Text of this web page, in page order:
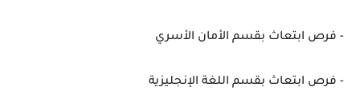
- فرص ابتعاث بقسم الأمان الأسري
- فرص ابتعاث بقسم اللغة الإنجليزية